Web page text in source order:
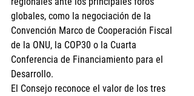
globales, como la negociación de la
Convención Marco de Cooperación Fiscal
de la ONU, la COP30 o la Cuarta
Conferencia de Financiamiento para el
Desarrollo.
El Consejo reconoce el valor de los tres